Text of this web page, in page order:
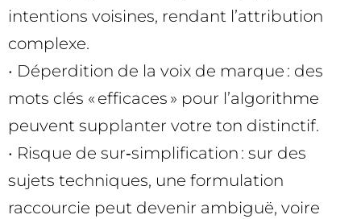
intentions voisines, rendant l’attribution
complexe.
• Déperdition de la voix de marque : des
mots clés « efficaces » pour l’algorithme
peuvent supplanter votre ton distinctif.
• Risque de sur‑simplification : sur des
sujets techniques, une formulation
raccourcie peut devenir ambiguë, voire